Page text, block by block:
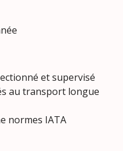
et supervisé
au transport longue
normes IATA